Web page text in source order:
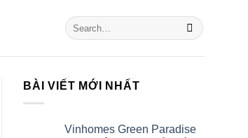
BÀI VIẾT MỚI NHẤT
Vinhomes Green Paradise